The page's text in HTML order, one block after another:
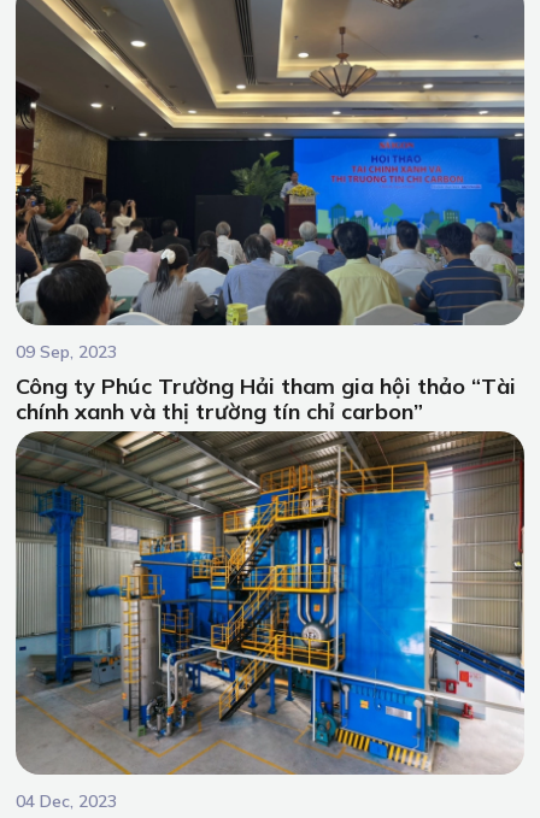
09 Sep, 2023
Công ty Phúc Trường Hải tham gia hội thảo “Tài
chính xanh và thị trường tín chỉ carbon”
04 Dec, 2023